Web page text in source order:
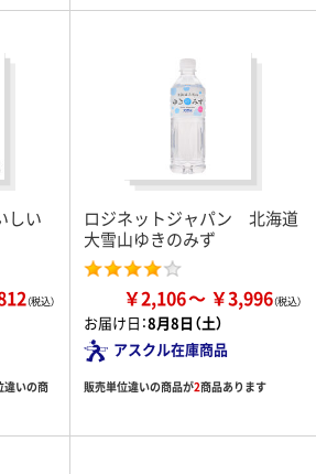
しい
違いの商
ロジネットジャパン 北海道
大雪山ゆきのみず
￥2,106 ￥3,996
お届け日：8月8日（土）
アスクル在庫商品
販売単位違いの商品が2商品あります